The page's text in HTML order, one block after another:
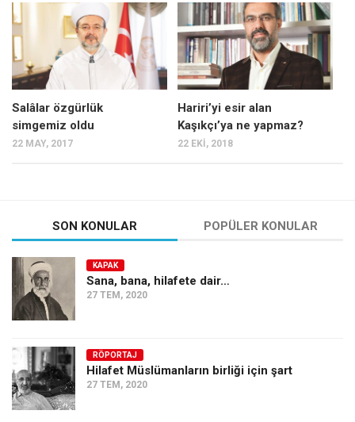
Mehmet Ali Tekin
Abir E. Nahas
Amina S. Jenenkovic
Bağdagül Öz
Esra Elönü
Kategoriler
Kültür Sanat
Kitap
Karisi kitap sualleri
7 soruda bu hafta
Ekonomi
Spor
Salâlar özgürlük
simgemiz oldu
22 MAY, 2017
Hariri’yi esir alan
Kaşıkçı’ya ne yapmaz?
22 EKI, 2018
SON KONULAR POPÜLER KONULAR
KAPAK
Sana, bana, hilafete dair…
27 TEM, 2020
RÖPORTAJ
Hilafet Müslümanların birliği için şart
27 TEM, 2020